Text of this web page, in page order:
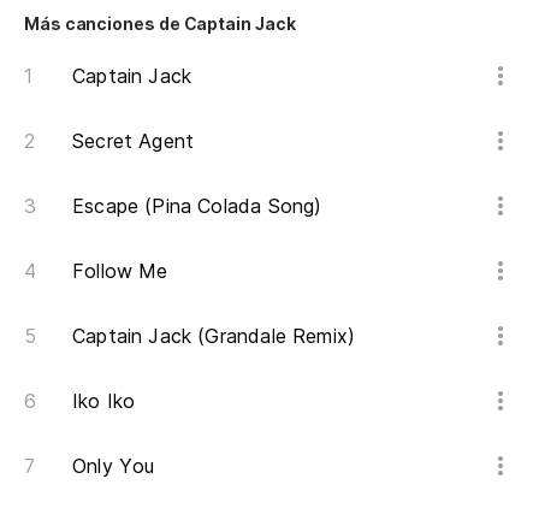
Más canciones de Captain Jack
Captain Jack
Secret Agent
Escape (Pina Colada Song)
Follow Me
Captain Jack (Grandale Remix)
Iko Iko
Only You